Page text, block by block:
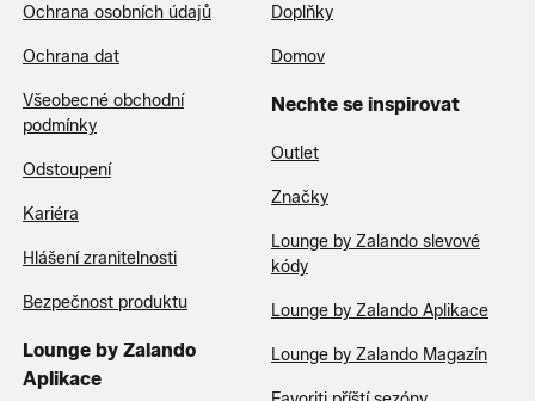
Ochrana osobních údajů
Ochrana dat
Všeobecné obchodní
podmínky
Odstoupení
Kariéra
Hlášení zranitelnosti
Bezpečnost produktu
Lounge by Zalando
Aplikace
Doplňky
Domov
Nechte se inspirovat
Outlet
Značky
Lounge by Zalando slevové
kódy
Lounge by Zalando Aplikace
Lounge by Zalando Magazín